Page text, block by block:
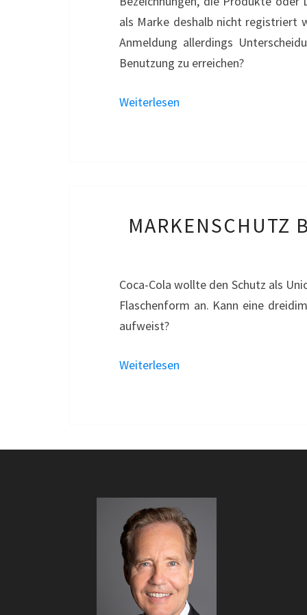
als Marke deshalb nicht registriert
Anmeldung allerdings
Benutzung zu erreichen?
Weiterlesen
MARKENSCHUTZ
Coca-Cola wollte den Schutz als
Flaschenform an. Kann eine
aufweist?
Weiterlesen